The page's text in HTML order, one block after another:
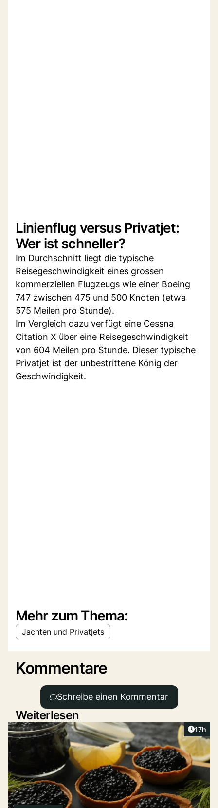
Linienflug versus Privatjet:
Wer ist schneller?
Im Durchschnitt liegt die typische
Reisegeschwindigkeit eines grossen
kommerziellen Flugzeugs wie einer Boeing
747 zwischen 475 und 500 Knoten (etwa
575 Meilen pro Stunde).
Im Vergleich dazu verfügt eine Cessna
Citation X über eine Reisegeschwindigkeit
von 604 Meilen pro Stunde. Dieser typische
Privatjet ist der unbestrittene König der
Geschwindigkeit.
Mehr zum Thema:
Jachten und Privatjets
Kommentare
Schreibe einen Kommentar
Weiterlesen
Artikel
17h